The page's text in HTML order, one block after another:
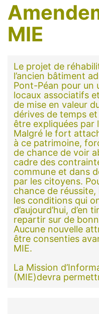
MIE
Le projet de
l’ancien bâtiment
Pont-Péan pour un
locaux associatifs
de mise en valeur
dérives de temps
être expliquées par
Malgré le fort
à ce patrimoine,
de chance de voir
cadre des
commune et dans
par les citoyens.
chance de réussite,
les conditions qui
d’aujourd’hui,
repartir sur de
Aucune nouvelle
être consenties
MIE.
La Mission
(MIE)devra